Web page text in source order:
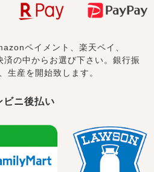
ペイメント、楽天ペイ、
の中からお選び下さい。銀行振
生産を開始致します。
ビニ後払い